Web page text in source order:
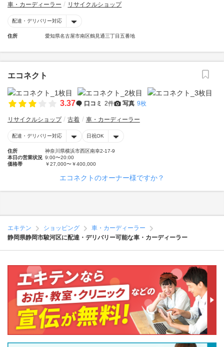
車・カーディーラー リサイクルショップ
配達・デリバリー対応
住所 愛知県名古屋市南区鶴見通三丁目五番地
エコネクト
3.37 口コミ 2件 写真 9枚
リサイクルショップ 古着 車・カーディーラー
配達・デリバリー対応 日祝OK
住所
神奈川県横浜市西区南幸2-17-9
本日の営業状況 9:00〜20:00
価格帯
￥27,000〜￥400,000
エコネクトのオーナー様ですか？
エキテン ショッピング
車・カーディーラー
静岡県静岡市駿河区に配達・デリバリー可能な車・カーディーラー